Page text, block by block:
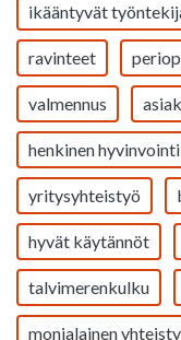
ikääntyvät
ravinteet
valmennus
henkinen hyvinvointi
yritysyhteistyö
hyvät käytännöt
talvimerenkulku
monialainen